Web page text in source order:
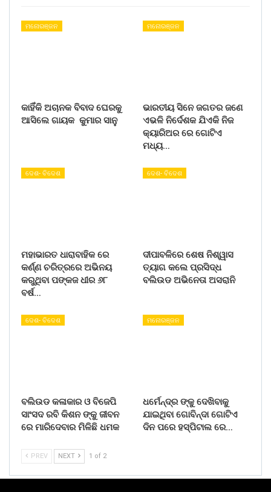
ମନୋରଞ୍ଜନ
କାହିଁକି ଅଚାନକ ବିବାଦ ଘେରକୁ
ଆସିଲେ ଗାୟକ କୁମାର ସାନୁ
ମନୋରଞ୍ଜନ
ଭାରତୀୟ ସିନେ ଜଗତର ଜଣେ
ଏଭଳି ନିର୍ଦେଶକ ଯିଏକି ନିଜ
କ୍ୟାରିଅର ରେ ଗୋଟିଏ
ମଧ୍ୟ…
ଦେଶ- ବିଦେଶ
ମହାଭାରତ ଧାରାବାହିକ ରେ
କର୍ଣ୍ଣ ଚରିତ୍ରରେ ଅଭିନୟ
କରୁଥିବା ପଙ୍କଜ ଧୀର ୬୮
ବର୍ଷ…
ଦେଶ- ବିଦେଶ
ଦୀପାବଳିରେ ଶେଷ ନିଶ୍ୱାସ
ତ୍ୟାଗ କଲେ ପ୍ରସିଦ୍ଧ
ବଲିଉଡ ଅଭିନେତା ଅସରାନି
ଦେଶ- ବିଦେଶ
ବଲିଉଡ କଳାକାର ଓ ବିଜେପି
ସାଂସଦ ରବି କିଶନ ଙ୍କୁ ଜୀବନ
ରେ ମାରିଦେବାର ମିଳିଛି ଧମକ
ମନୋରଞ୍ଜନ
ଧର୍ମେନ୍ଦ୍ର ଙ୍କୁ ଦେଖିବାକୁ
ଯାଇଥିବା ଗୋବିନ୍ଦା ଗୋଟିଏ
ଦିନ ପରେ ହସ୍ପିଟାଲ ରେ…
PREV NEXT 1 of 2